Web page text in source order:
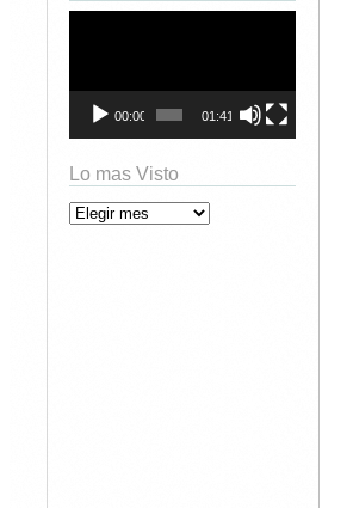
Reproductor
00:00 01:41
Lo mas Visto
Lo mas Visto